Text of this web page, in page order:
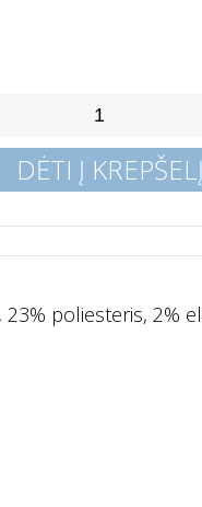
DĖTI Į KREPŠELĮ
poliesteris, 2%